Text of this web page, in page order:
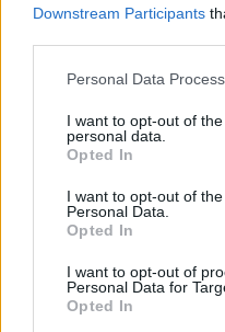
Downstream Participants
Personal Data
I want to opt-out of
personal data.
Opted In
I want to opt-out of
Personal Data.
Opted In
I want to opt-out of
Personal Data for
Opted In
Prima sport - co nabídne v prvním